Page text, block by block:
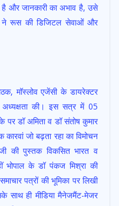
है और जानकारी का अभाव है, उसे
ने रूस की डिजिटल सेवाओं और
मॉस्लोव एजेंसी के डायरेक्टर
की। इस सत्र में 05
पर डॉ अमिता व डॉ संतोष कुमार
जो बढ़ता रहा का विमोचन
की पुस्तक विकसित भारत व
भोपाल के डॉ पंकज मिश्रा की
पत्रों की भूमिका पर लिखी
साथ ही मीडिया मैनेजमैंट-मेजर